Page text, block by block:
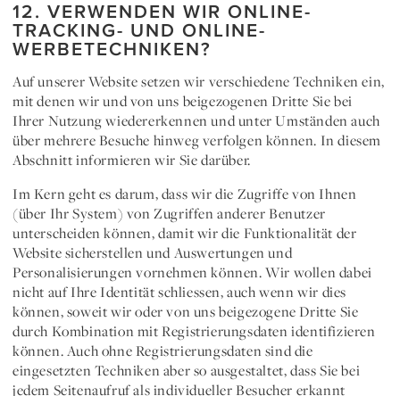
12. VERWENDEN WIR ONLINE-
TRACKING- UND ONLINE-
WERBETECHNIKEN?
Auf unserer Website setzen wir verschiedene Techniken ein,
mit denen wir und von uns beigezogenen Dritte Sie bei
Ihrer Nutzung wiedererkennen und unter Umständen auch
über mehrere Besuche hinweg verfolgen können. In diesem
Abschnitt informieren wir Sie darüber.
Im Kern geht es darum, dass wir die Zugriffe von Ihnen
(über Ihr System) von Zugriffen anderer Benutzer
unterscheiden können, damit wir die Funktionalität der
Website sicherstellen und Auswertungen und
Personalisierungen vornehmen können. Wir wollen dabei
nicht auf Ihre Identität schliessen, auch wenn wir dies
können, soweit wir oder von uns beigezogene Dritte Sie
durch Kombination mit Registrierungsdaten identifizieren
können. Auch ohne Registrierungsdaten sind die
eingesetzten Techniken aber so ausgestaltet, dass Sie bei
jedem Seitenaufruf als individueller Besucher erkannt